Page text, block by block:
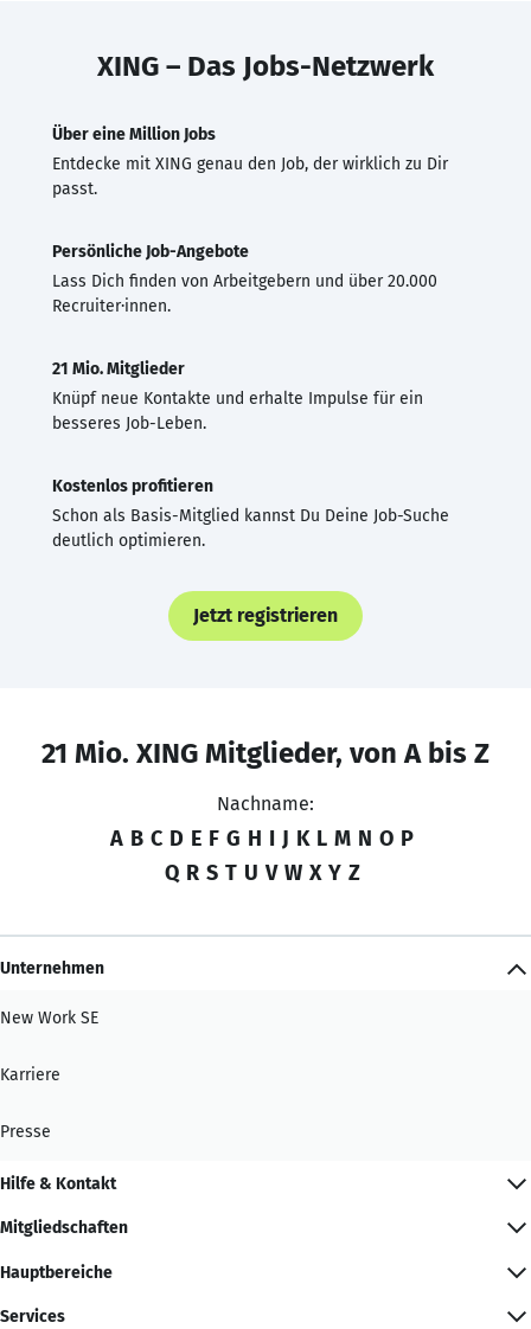
XING – Das Jobs-Netzwerk
Über eine Million Jobs
Entdecke mit XING genau den Job, der wirklich zu Dir
passt.
Persönliche Job-Angebote
Lass Dich finden von Arbeitgebern und über 20.000
Recruiter·innen.
21 Mio. Mitglieder
Knüpf neue Kontakte und erhalte Impulse für ein
besseres Job-Leben.
Kostenlos profitieren
Schon als Basis-Mitglied kannst Du Deine Job-Suche
deutlich optimieren.
Jetzt registrieren
21 Mio. XING Mitglieder, von A bis Z
Nachname:
A B C D E F G H I J K L M N O P
Q R S T U V W X Y Z
Unternehmen
New Work SE
Karriere
Presse
Hilfe & Kontakt
Mitgliedschaften
Hauptbereiche
Services